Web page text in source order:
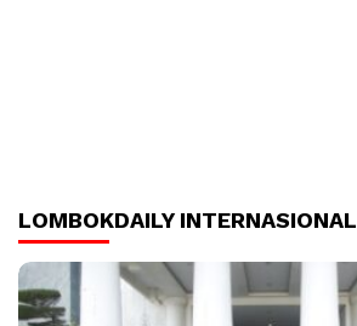
LOMBOKDAILY INTERNASIONAL